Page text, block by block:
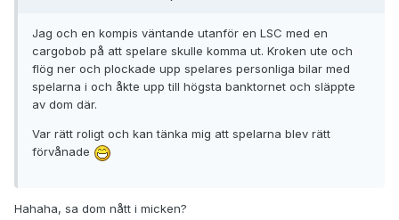
Jag och en kompis väntande utanför en LSC med en
cargobob på att spelare skulle komma ut. Kroken ute och
flög ner och plockade upp spelares personliga bilar med
spelarna i och åkte upp till högsta banktornet och släppte
av dom där.
Var rätt roligt och kan tänka mig att spelarna blev rätt
förvånade
Hahaha, sa dom nått i micken?